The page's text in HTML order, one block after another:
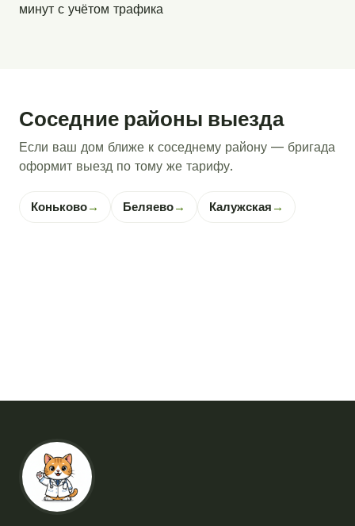
минут с учётом трафика
Соседние районы выезда
Если ваш дом ближе к соседнему району — бригада
оформит выезд по тому же тарифу.
Коньково→ Беляево→ Калужская →